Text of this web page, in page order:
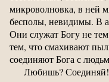
микроволновка, в ней
бесполы, невидимы. В
Они служат Богу не
тем, что смахивают
соединяют Бога с
Любишь? Соединяй!